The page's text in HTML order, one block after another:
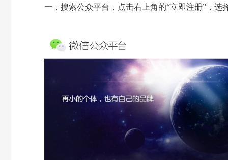
一，搜索公众平台，点击右上角的“立即注册”，选